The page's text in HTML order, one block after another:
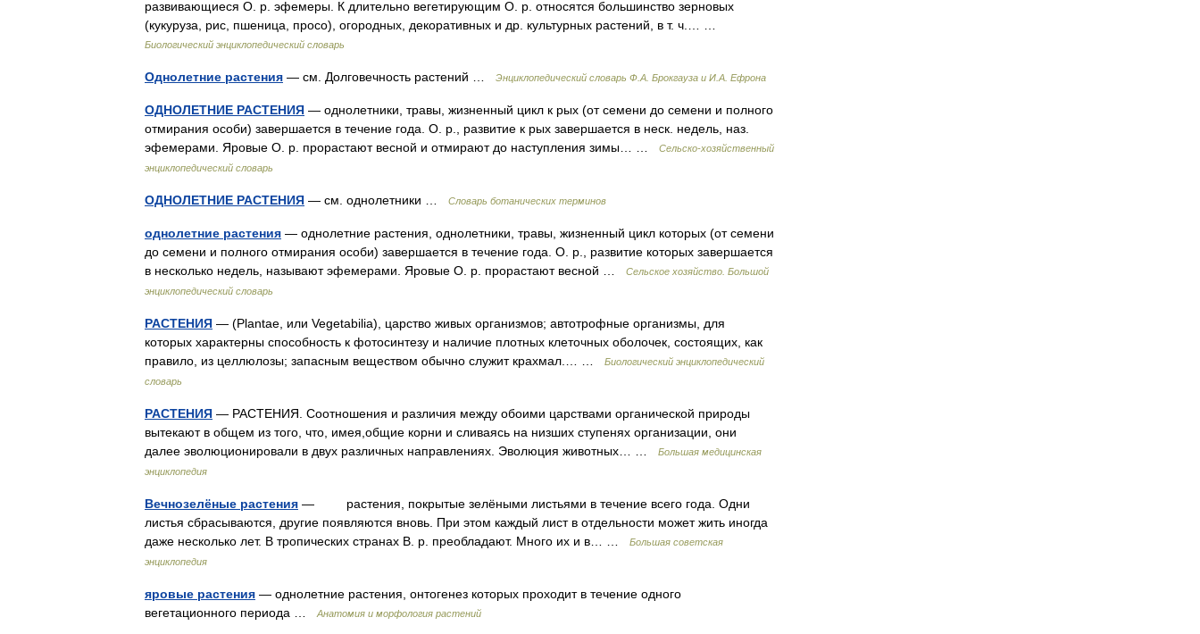
развивающиеся О. р. эфемеры. К длительно вегетирующим О. р. относятся большинство зерновых
(кукуруза, рис, пшеница, просо), огородных, декоративных и др. культурных растений, в т. ч.… …
Биологический энциклопедический словарь
Однолетние растения — см. Долговечность растений … Энциклопедический словарь Ф.А. Брокгауза и И.А. Ефрона
ОДНОЛЕТНИЕ РАСТЕНИЯ — однолетники, травы, жизненный цикл к рых (от семени до семени и полного
отмирания особи) завершается в течение года. О. р., развитие к рых завершается в неск. недель, наз.
эфемерами. Яровые О. р. прорастают весной и отмирают до наступления зимы… …
Сельско-хозяйственный
энциклопедический словарь
ОДНОЛЕТНИЕ РАСТЕНИЯ — см. однолетники … Словарь ботанических терминов
однолетние растения — однолетние растения, однолетники, травы, жизненный цикл которых (от семени
до семени и полного отмирания особи) завершается в течение года. О. р., развитие которых завершается
в несколько недель, называют эфемерами. Яровые О. р. прорастают весной …
Сельское хозяйство. Большой
энциклопедический словарь
РАСТЕНИЯ — (Plantae, или Vegetabilia), царство живых организмов; автотрофные организмы, для
которых характерны способность к фотосинтезу и наличие плотных клеточных оболочек, состоящих, как
правило, из целлюлозы; запасным веществом обычно служит крахмал.… …
Биологический энциклопедический
словарь
РАСТЕНИЯ — РАСТЕНИЯ. Соотношения и различия между обоими царствами органической природы
вытекают в общем из того, что, имея,общие корни и сливаясь на низших ступенях организации, они
далее эволюционировали в двух различных направлениях. Эволюция животных… …
Большая медицинская
энциклопедия
Вечнозелёные растения — растения, покрытые зелёными листьями в течение всего года. Одни
листья сбрасываются, другие появляются вновь. При этом каждый лист в отдельности может жить иногда
даже несколько лет. В тропических странах В. р. преобладают. Много их и в… …
Большая советская
энциклопедия
яровые растения — однолетние растения, онтогенез которых проходит в течение одного
вегетационного периода …
Анатомия и морфология растений